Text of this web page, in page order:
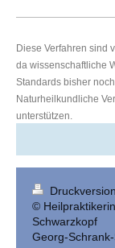
Diese Verfahren sind
da wissenschaftliche
Standards bisher
Naturheilkundliche
unterstützen.
Druckversion
©
Schwarzkopf
Georg-